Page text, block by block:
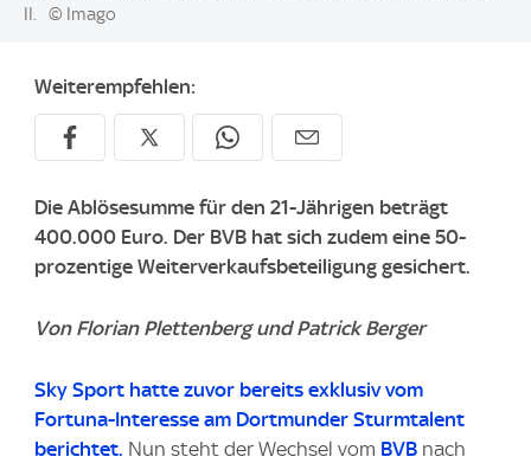
II.
© Imago
Weiterempfehlen:
Die Ablösesumme für den 21-Jährigen beträgt
400.000 Euro. Der BVB hat sich zudem eine 50-
prozentige Weiterverkaufsbeteiligung gesichert.
Von Florian Plettenberg und Patrick Berger
Sky Sport hatte zuvor bereits exklusiv vom
Fortuna-Interesse am Dortmunder Sturmtalent
berichtet. Nun steht der Wechsel vom BVB nach